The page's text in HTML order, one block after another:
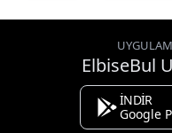
ElbiseBul
İNDİR
Google